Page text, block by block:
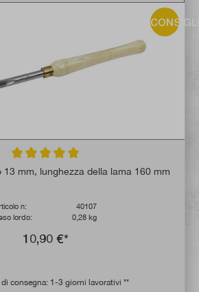
Valutazione media di 5 su 5 stelle
13 mm, lunghezza della lama 160 mm
n:
40107
lordo:
0,28 kg
10,90 €*
di consegna: 1-3 giorni lavorativi **